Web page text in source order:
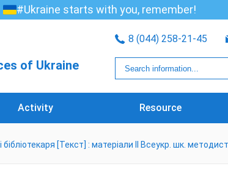
#Ukraine starts with you, remember!
of Ukraine
8 (044) 258-21-45
Activity Resource
[Текст] : матеріали ІІ Всеукр. шк.